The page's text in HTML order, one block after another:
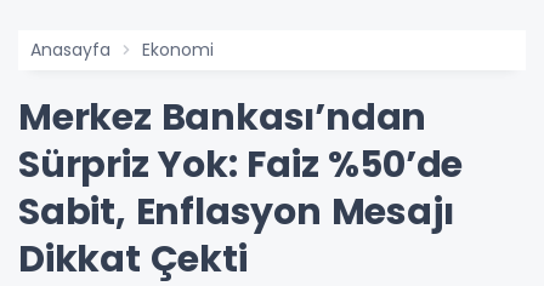
Anasayfa Ekonomi
Merkez Bankası’ndan
Sürpriz Yok: Faiz %50’de
Sabit, Enflasyon Mesajı
Dikkat Çekti